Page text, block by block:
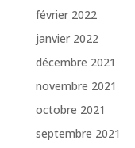
février 2022
janvier 2022
décembre 2021
novembre 2021
octobre 2021
septembre 2021